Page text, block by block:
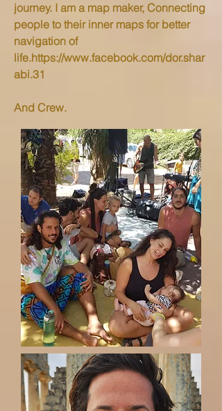
journey. I am a map maker, Connecting
people to their inner maps for better
navigation of
life.https://www.facebook.com/dor.shar
abi.31
And Crew.